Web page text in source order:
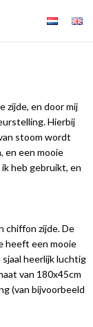
zijde, en door mij
Hierbij
stoom wordt
en een mooie
heb gebruikt, en
chiffon zijde. De
heeft een mooie
heerlijk luchtig
van 180x45cm
(van bijvoorbeeld